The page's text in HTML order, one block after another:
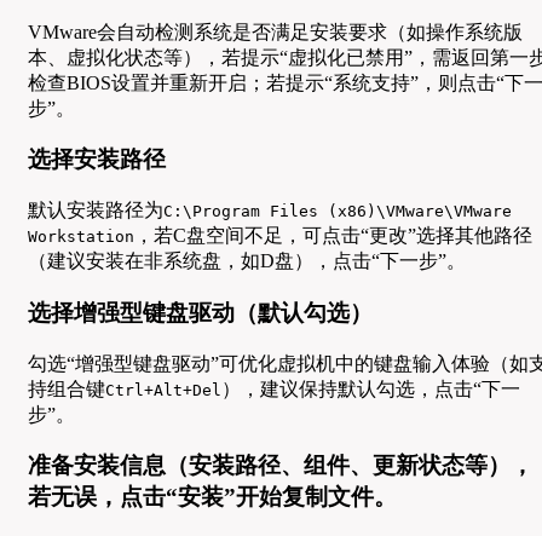
VMware会自动检测系统是否满足安装要求（如操作系统版
本、虚拟化状态等），若提示“虚拟化已禁用”，需返回第一
检查BIOS设置并重新开启；若提示“系统支持”，则点击“下一
步”。
选择安装路径
默认安装路径为C:\Program Files (x86)\VMware\VMware
Workstation ，若C盘空间不足，可点击“更改”选择其他路径
（建议安装在非系统盘，如D盘），点击“下一步”。
选择增强型键盘驱动（默认勾选）
勾选“增强型键盘驱动”可优化虚拟机中的键盘输入体验（如
持组合键Ctrl+Alt+Del ），建议保持默认勾选，点击“下一
步”。
准备安装信息（安装路径、组件、更新状态等），
若无误，点击“安装”开始复制文件。